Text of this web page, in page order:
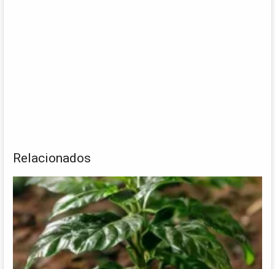
Relacionados